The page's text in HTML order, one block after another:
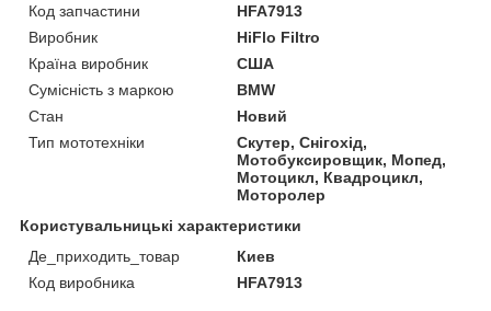
Код запчастини
HFA7913
Виробник
HiFlo Filtro
Країна виробник
США
Сумісність з маркою
BMW
Стан
Новий
Тип мототехніки
Скутер, Снігохід,
Мотобуксировщик, Мопед,
Мотоцикл, Квадроцикл,
Моторолер
Користувальницькі характеристики
Де_приходить_товар
Киев
Код виробника
HFA7913